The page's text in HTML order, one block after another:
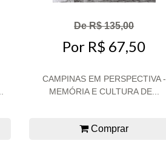
De R$ 135,00
Por R$ 67,50
CAMPINAS EM PERSPECTIVA -
MEMÓRIA E CULTURA DE...
Comprar